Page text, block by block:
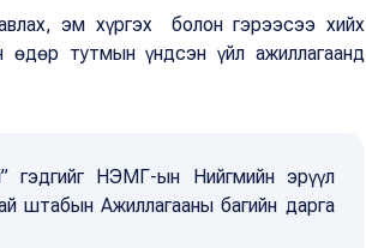
эм хүргэх болон гэрээсээ хийх
тутмын үндсэн үйл ажиллагаанд
гэдгийг НЭМГ-ын Нийгмийн эрүүл
штабын Ажиллагааны багийн дарга